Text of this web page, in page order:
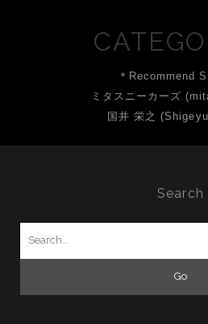
＊Recommend
ミタスニーカーズ
国井 栄之
Search